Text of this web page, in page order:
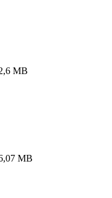
MB
MB